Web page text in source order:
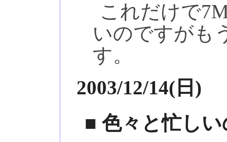
これだけで
いのですがも
す。
2003/12/14(日)
■ 色々と忙し